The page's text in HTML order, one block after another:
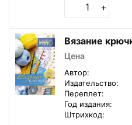
+
Вязание
Цена
Автор:
Издательство:
Переплет:
Год издания:
Штрихкод: